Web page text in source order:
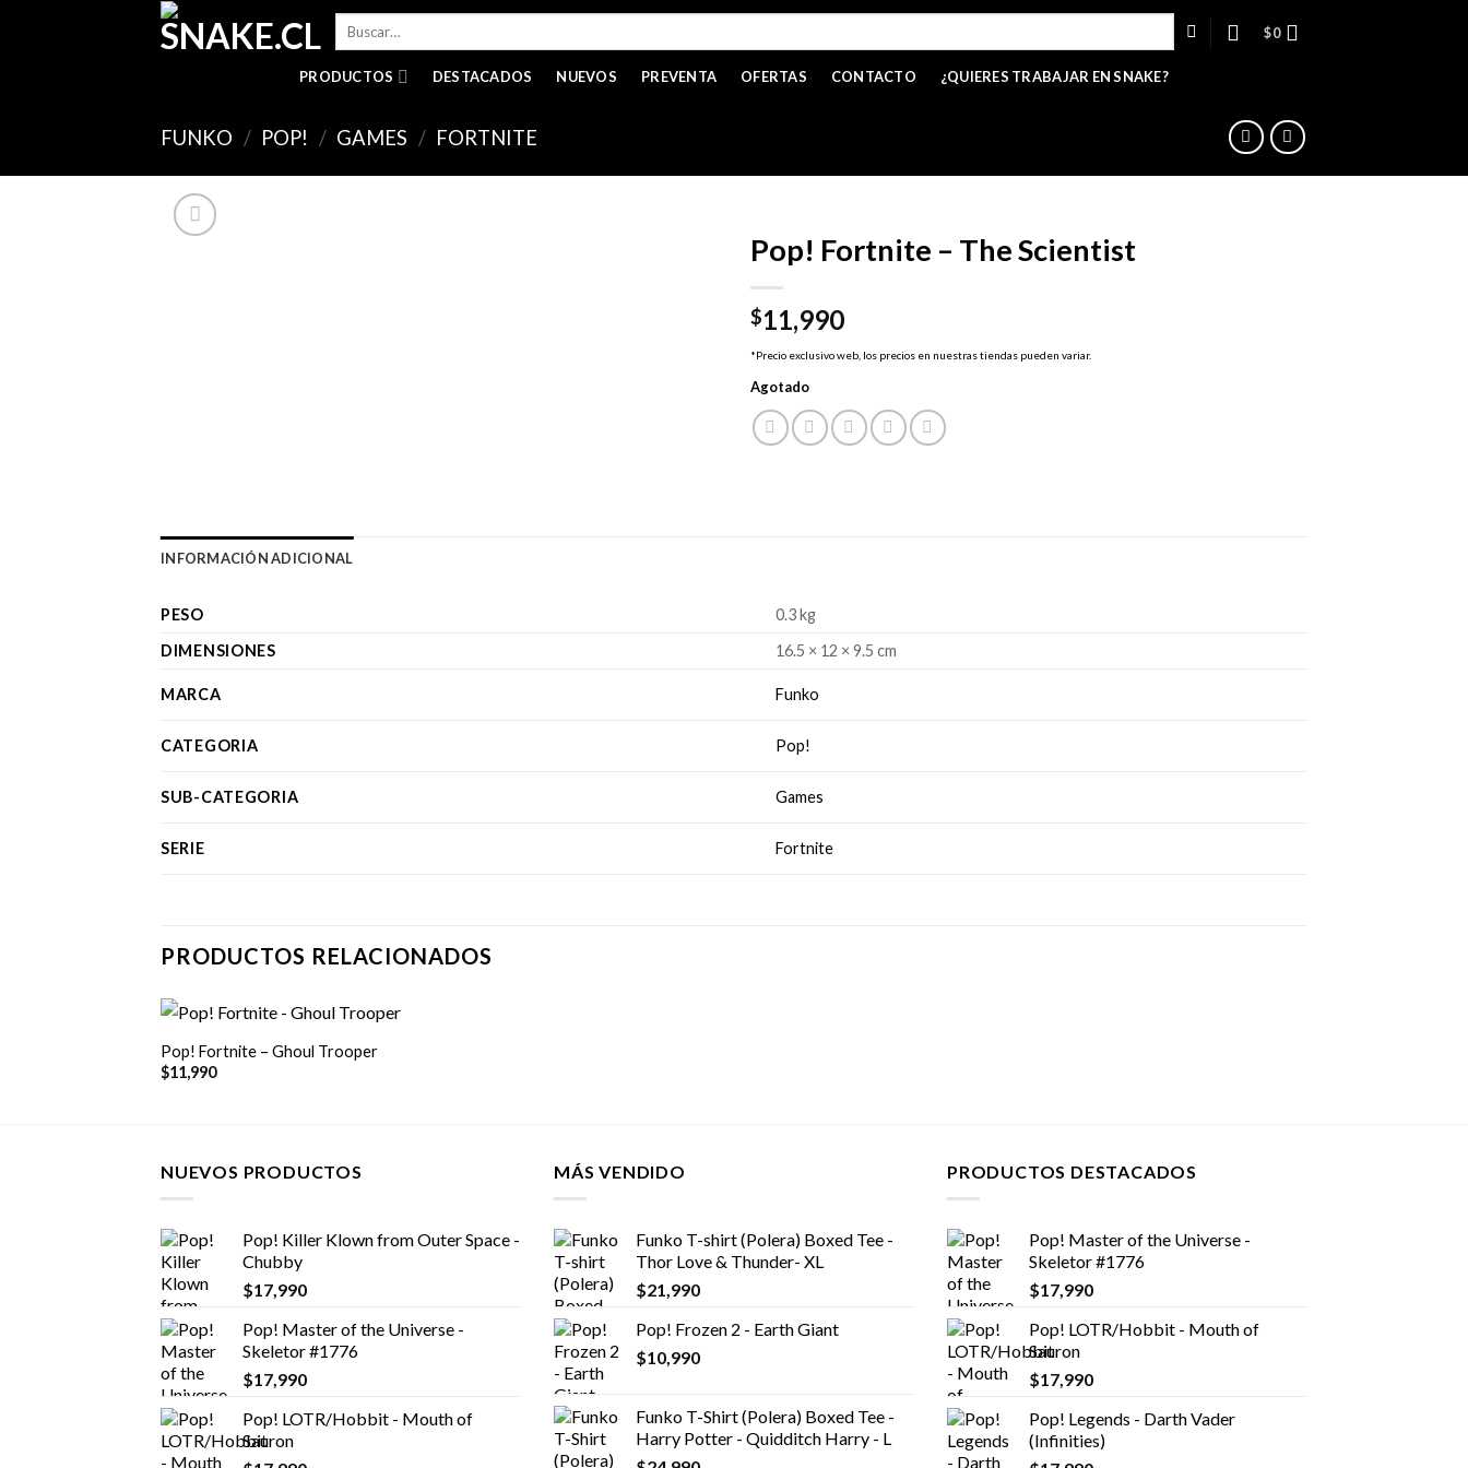
Buscar
$0
PRODUCTOS DESTACADOS NUEVOS PREVENTA OFERTAS CONTACTO ¿QUIERES TRABAJAR EN SNAKE?
FUNKO / POP! / GAMES / FORTNITE
Pop! Fortnite – The Scientist
$11,990
*Precio exclusivo web, los precios en nuestras tiendas pueden variar.
Agotado
INFORMACIÓN ADICIONAL
PESO
0.3 kg
DIMENSIONES
16.5 × 12 × 9.5 cm
MARCA Funko
CATEGORIA Pop!
SUB-CATEGORIA Games
SERIE Fortnite
PRODUCTOS RELACIONADOS
+
Pop! Fortnite – Ghoul Trooper
$11,990
NUEVOS PRODUCTOS
Pop! Killer Klown from Outer Space -
Chubby
$17,990
Pop! Master of the Universe -
Skeletor #1776
$17,990
Pop! LOTR/Hobbit - Mouth of
Sauron
MÁS VENDIDO
Funko T-shirt (Polera) Boxed Tee -
Thor Love & Thunder- XL
$21,990
Pop! Frozen 2 - Earth Giant
$10,990
Funko T-Shirt (Polera) Boxed Tee -
Harry Potter - Quidditch Harry - L
PRODUCTOS DESTACADOS
Pop! Master of the Universe -
Skeletor #1776
$17,990
Pop! LOTR/Hobbit - Mouth of
Sauron
$17,990
Pop! Legends - Darth Vader
(Infinities)